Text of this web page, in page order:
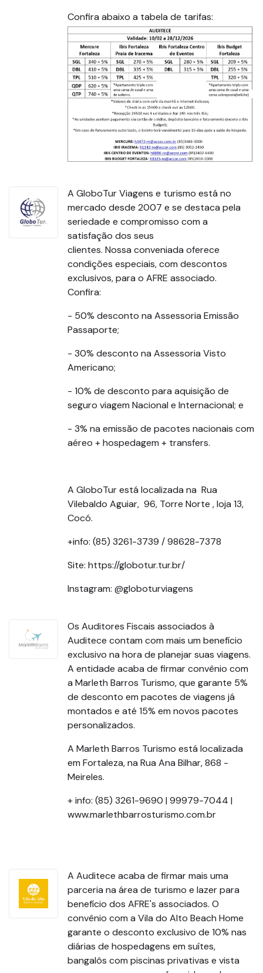
Confira abaixo a tabela de tarifas:
A GloboTur Viagens e turismo está no
mercado desde 2007 e se destaca pela
seriedade e compromisso com a
satisfação dos seus
clientes. Nossa conveniada oferece
condições especiais, com descontos
exclusivos, para o AFRE associado.
Confira:
- 50% desconto na Assessoria Emissão
Passaporte;
- 30% desconto na Assessoria Visto
Americano;
- 10% de desconto para aquisição de
seguro viagem Nacional e Internacional; e
- 3% na emissão de pacotes nacionais com
aéreo + hospedagem + transfers.
A GloboTur está localizada na Rua
Vilebaldo Aguiar, 96, Torre Norte , loja 13,
Cocó.
+info: (85) 3261-3739 / 98628-7378
Site: https://globotur.tur.br/
Instagram: @globoturviagens
Os Auditores Fiscais associados à
Auditece contam com mais um benefício
exclusivo na hora de planejar suas viagens.
A entidade acaba de firmar convênio com
a Marleth Barros Turismo, que garante 5%
de desconto em pacotes de viagens já
montados e até 15% em novos pacotes
personalizados.
A Marleth Barros Turismo está localizada
em Fortaleza, na Rua Ana Bilhar, 868 -
Meireles.
+ info: (85) 3261-9690 | 99979-7044 |
www.marlethbarrosturismo.com.br
A Auditece acaba de firmar mais uma
parceria na área de turismo e lazer para
benefício dos AFRE's associados. O
convênio com a Vila do Alto Beach Home
garante o desconto exclusivo de 10% nas
diárias de hospedagens em suítes,
bangalôs com piscinas privativas e vista